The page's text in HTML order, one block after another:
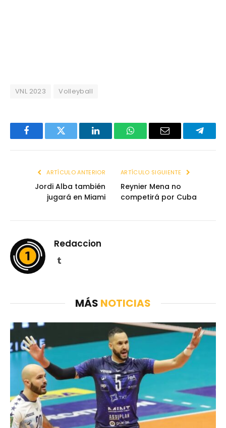
VNL 2023 Volleyball
FacebookTwitter LinkedInWhatsAppEmail
ARTÍCULO ANTERIOR
Jordi Alba también
jugará en Miami
ARTÍCULO SIGUIENTE
Reynier Mena no
competirá por Cuba
Redaccion
Tumblr
MÁS NOTICIAS